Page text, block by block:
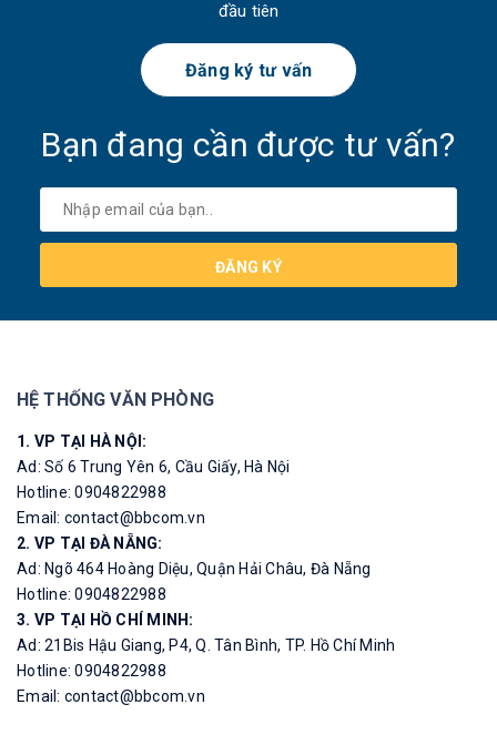
đầu tiên
Đăng ký tư vấn
Bạn đang cần được tư vấn?
ĐĂNG KÝ
HỆ THỐNG VĂN PHÒNG
1. VP TẠI HÀ NỘI:
Ad: Số 6 Trung Yên 6, Cầu Giấy, Hà Nội
Hotline: 0904822988
Email: contact@bbcom.vn
2. VP TẠI ĐÀ NẴNG:
Ad: Ngõ 464 Hoàng Diệu, Quận Hải Châu, Đà Nẵng
Hotline: 0904822988
3. VP TẠI HỒ CHÍ MINH:
Ad: 21Bis Hậu Giang, P4, Q. Tân Bình, TP. Hồ Chí Minh
Hotline: 0904822988
Email: contact@bbcom.vn